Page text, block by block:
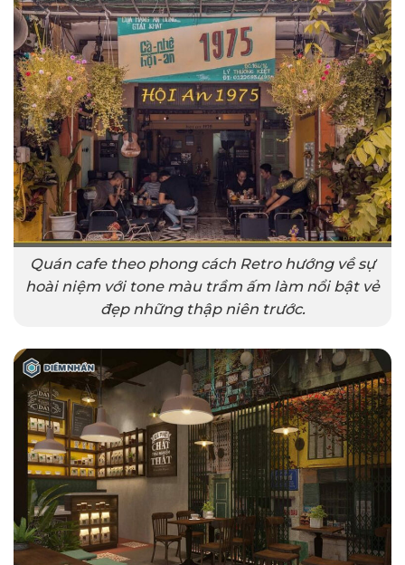
Quán cafe theo phong cách Retro hướng về sự
hoài niệm với tone màu trầm ấm làm nổi bật vẻ
đẹp những thập niên trước.